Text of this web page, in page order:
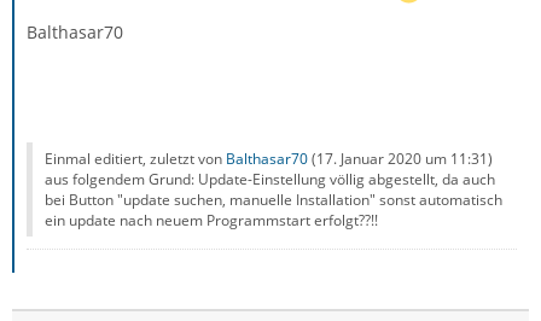
Balthasar70
Einmal editiert, zuletzt von Balthasar70(17. Januar 2020 um 11:31)
aus folgendem Grund: Update-Einstellung völlig abgestellt, da auch
bei Button "update suchen, manuelle Installation" sonst automatisch
ein update nach neuem Programmstart erfolgt??!!